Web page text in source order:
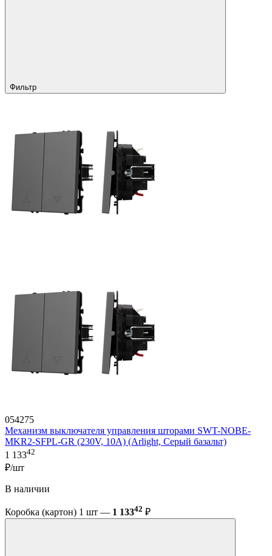
Фильтр
054275
Механизм выключателя управления шторами SWT-NOBE-
MKR2-SFPL-GR (230V, 10A) (Arlight, Серый базальт)
1 13342
₽/шт
В наличии
Коробка (картон) 1 шт — 1 13342 ₽